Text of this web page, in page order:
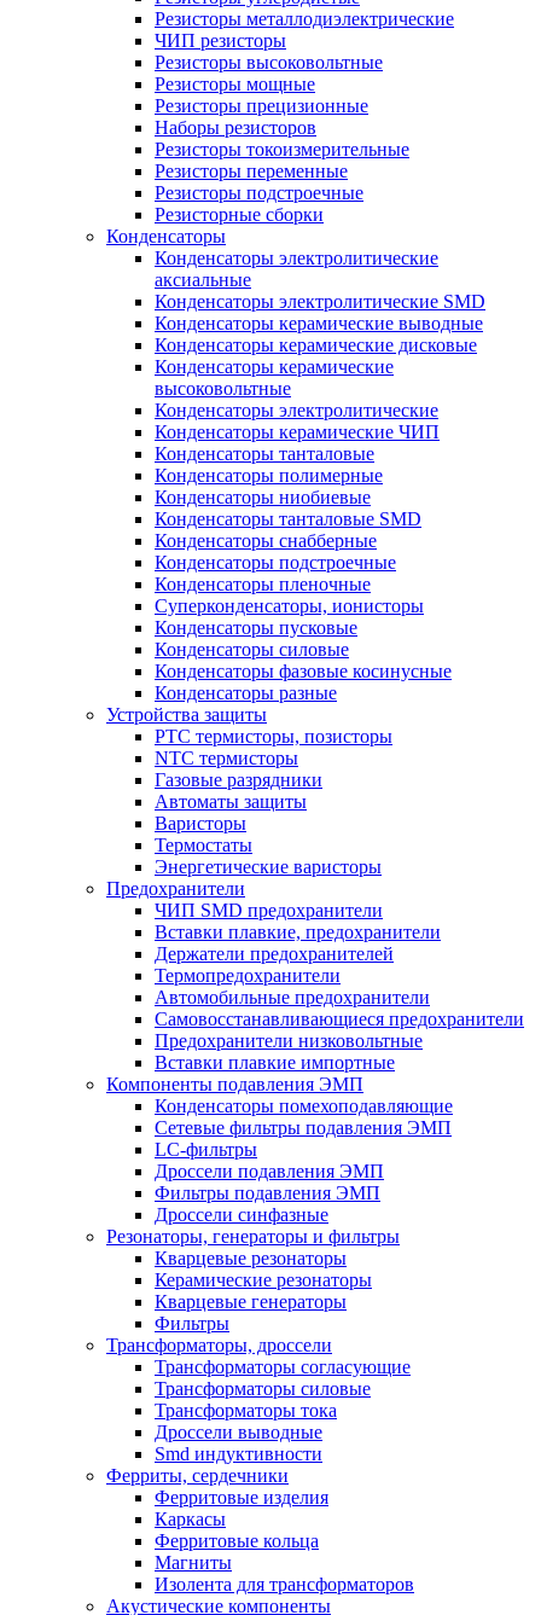
Резисторы металлодиэлектрические
ЧИП резисторы
Резисторы высоковольтные
Резисторы мощные
Резисторы прецизионные
Наборы резисторов
Резисторы токоизмерительные
Резисторы переменные
Резисторы подстроечные
Резисторные сборки
Конденсаторы
Конденсаторы электролитические
аксиальные
Конденсаторы электролитические SMD
Конденсаторы керамические выводные
Конденсаторы керамические дисковые
Конденсаторы керамические
высоковольтные
Конденсаторы электролитические
Конденсаторы керамические ЧИП
Конденсаторы танталовые
Конденсаторы полимерные
Конденсаторы ниобиевые
Конденсаторы танталовые SMD
Конденсаторы снабберные
Конденсаторы подстроечные
Конденсаторы пленочные
Суперконденсаторы, ионисторы
Конденсаторы пусковые
Конденсаторы силовые
Конденсаторы фазовые косинусные
Конденсаторы разные
Устройства защиты
PTC термисторы, позисторы
NTC термисторы
Газовые разрядники
Автоматы защиты
Варисторы
Термостаты
Энергетические варисторы
Предохранители
ЧИП SMD предохранители
Вставки плавкие, предохранители
Держатели предохранителей
Термопредохранители
Автомобильные предохранители
Самовосстанавливающиеся предохранители
Предохранители низковольтные
Вставки плавкие импортные
Компоненты подавления ЭМП
Конденсаторы помехоподавляющие
Сетевые фильтры подавления ЭМП
LC-фильтры
Дроссели подавления ЭМП
Фильтры подавления ЭМП
Дроссели синфазные
Резонаторы, генераторы и фильтры
Кварцевые резонаторы
Керамические резонаторы
Кварцевые генераторы
Фильтры
Трансформаторы, дроссели
Трансформаторы согласующие
Трансформаторы силовые
Трансформаторы тока
Дроссели выводные
Smd индуктивности
Ферриты, сердечники
Ферритовые изделия
Каркасы
Ферритовые кольца
Магниты
Изолента для трансформаторов
Акустические компоненты